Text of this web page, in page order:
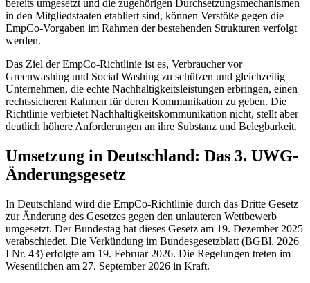
bereits umgesetzt und die zugehörigen Durchsetzungsmechanismen
in den Mitgliedstaaten etabliert sind, können Verstöße gegen die
EmpCo-Vorgaben im Rahmen der bestehenden Strukturen verfolgt
werden.
Das Ziel der EmpCo-Richtlinie ist es, Verbraucher vor
Greenwashing und Social Washing zu schützen und gleichzeitig
Unternehmen, die echte Nachhaltigkeitsleistungen erbringen, einen
rechtssicheren Rahmen für deren Kommunikation zu geben. Die
Richtlinie verbietet Nachhaltigkeitskommunikation nicht, stellt aber
deutlich höhere Anforderungen an ihre Substanz und Belegbarkeit.
Umsetzung in Deutschland: Das 3. UWG-
Änderungsgesetz
In Deutschland wird die EmpCo-Richtlinie durch das Dritte Gesetz
zur Änderung des Gesetzes gegen den unlauteren Wettbewerb
umgesetzt. Der Bundestag hat dieses Gesetz am 19. Dezember 2025
verabschiedet. Die Verkündung im Bundesgesetzblatt (BGBl. 2026
I Nr. 43) erfolgte am 19. Februar 2026. Die Regelungen treten im
Wesentlichen am 27. September 2026 in Kraft.